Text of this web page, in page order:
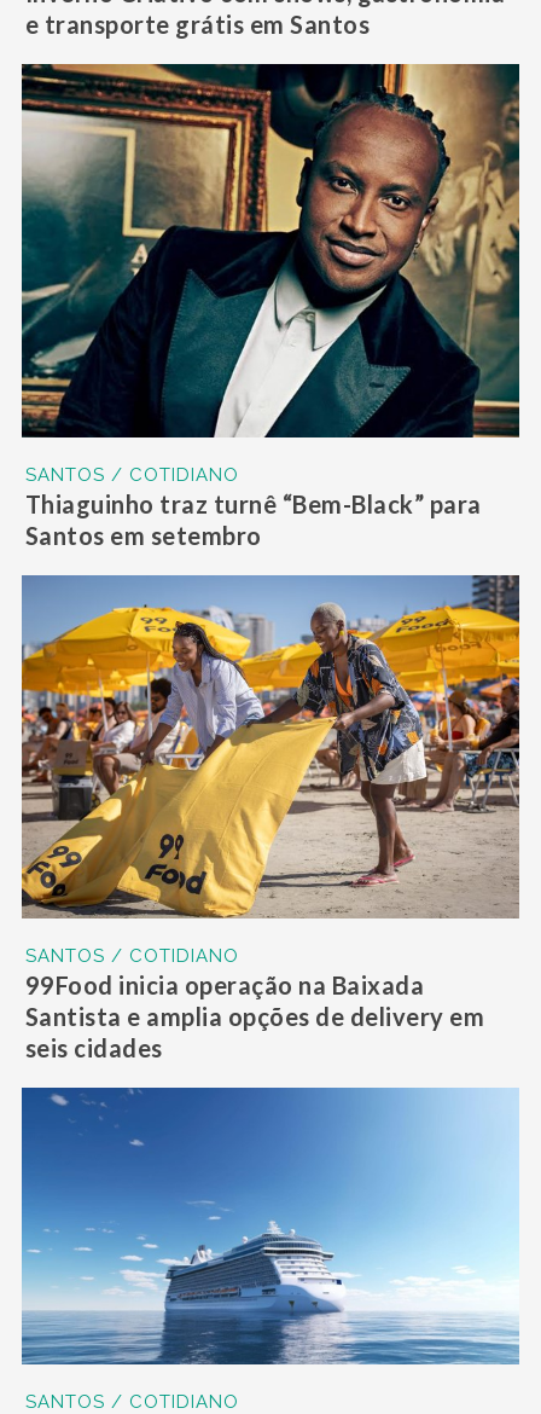
e transporte grátis em Santos
SANTOS / COTIDIANO
Thiaguinho traz turnê “Bem-Black” para
Santos em setembro
SANTOS / COTIDIANO
99Food inicia operação na Baixada
Santista e amplia opções de delivery em
seis cidades
SANTOS / COTIDIANO